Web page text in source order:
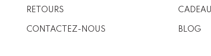
RETOURS
CONTACTEZ-NOUS
CADEAU
BLOG